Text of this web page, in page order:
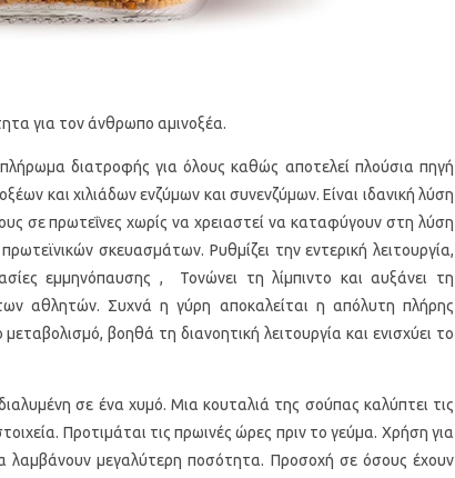
για τον άνθρωπο αμινοξέα.
διατροφής για όλους καθώς αποτελεί πλούσια πηγή
και χιλιάδων ενζύμων και συνενζύμων. Είναι ιδανική λύση
σε πρωτεΐνες χωρίς να χρειαστεί να καταφύγουν στη λύση
σκευασμάτων. Ρυθμίζει την εντερική λειτουργία,
εμμηνόπαυσης , Τονώνει τη λίμπιντο και αυξάνει τη
των αθλητών. Συχνά η γύρη αποκαλείται η απόλυτη πλήρης
βοηθά τη διανοητική λειτουργία και ενισχύει το
σε ένα χυμό. Μια κουταλιά της σούπας καλύπτει τις
Προτιμάται τις πρωινές ώρες πριν το γεύμα. Χρήση για
λαμβάνουν μεγαλύτερη ποσότητα. Προσοχή σε όσους έχουν